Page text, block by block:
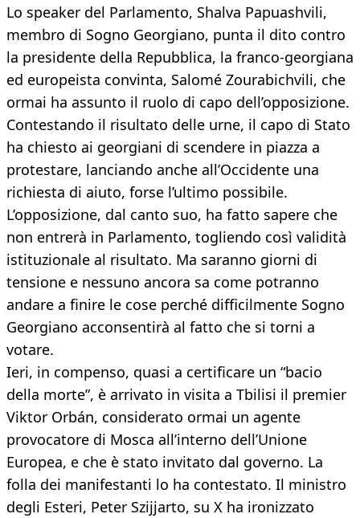
Lo speaker del Parlamento, Shalva Papuashvili,
membro di Sogno Georgiano, punta il dito contro
la presidente della Repubblica, la franco-georgiana
ed europeista convinta, Salomé Zourabichvili, che
ormai ha assunto il ruolo di capo dell’opposizione.
Contestando il risultato delle urne, il capo di Stato
ha chiesto ai georgiani di scendere in piazza a
protestare, lanciando anche all’Occidente una
richiesta di aiuto, forse l’ultimo possibile.
L’opposizione, dal canto suo, ha fatto sapere che
non entrerà in Parlamento, togliendo così validità
istituzionale al risultato. Ma saranno giorni di
tensione e nessuno ancora sa come potranno
andare a finire le cose perché difficilmente Sogno
Georgiano acconsentirà al fatto che si torni a
votare.
Ieri, in compenso, quasi a certificare un “bacio
della morte”, è arrivato in visita a Tbilisi il premier
Viktor Orbán, considerato ormai un agente
provocatore di Mosca all’interno dell’Unione
Europea, e che è stato invitato dal governo. La
folla dei manifestanti lo ha contestato. Il ministro
degli Esteri, Peter Szijjarto, su X ha ironizzato